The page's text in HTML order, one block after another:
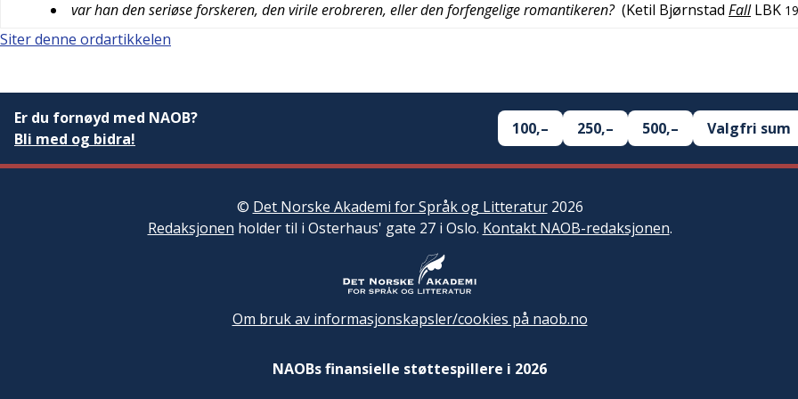
var han den seriøse forskeren, den virile erobreren, eller den forfengelige romantikeren? (Ketil Bjørnstad Fall LBK
Siter denne ordartikkelen
Er du fornøyd med NAOB?
Bli med og bidra!
100,– 250,– 500,– Valgfri sum
© Det Norske Akademi for Språk og Litteratur2026
Redaksjonen holder til i Osterhaus' gate 27 i Oslo. Kontakt NAOB-redaksjonen.
Om bruk av informasjonskapsler/cookies på naob.no
NAOBs finansielle støttespillere i 2026